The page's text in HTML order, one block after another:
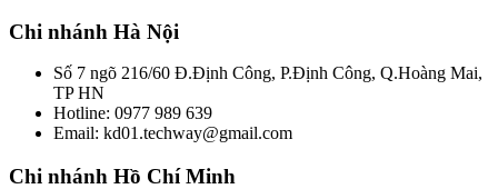
Chi nhánh Hà Nội
Số 7 ngõ 216/60 Đ.Định Công, P.Định Công, Q.Hoàng Mai,
TP HN
Hotline: 0977 989 639
Email: kd01.techway@gmail.com
Chi nhánh Hồ Chí Minh